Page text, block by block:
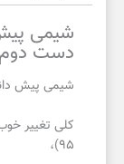
دست دوم
شیمی پیش
کلی تغییر
۹۵)،